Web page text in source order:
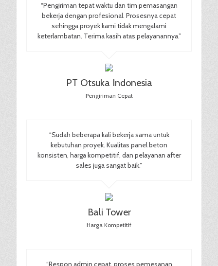
“Pengiriman tepat waktu dan tim pemasangan
bekerja dengan profesional. Prosesnya cepat
sehingga proyek kami tidak mengalami
keterlambatan. Terima kasih atas pelayanannya.”
PT Otsuka Indonesia
Pengiriman Cepat
“Sudah beberapa kali bekerja sama untuk
kebutuhan proyek. Kualitas panel beton
konsisten, harga kompetitif, dan pelayanan after
sales juga sangat baik.”
Bali Tower
Harga Kompetitif
“Respon admin cepat, proses pemesanan